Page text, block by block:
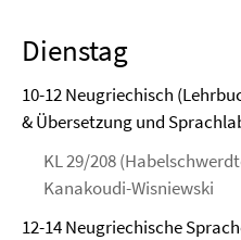
Dienstag
10-12 Neugriechisch
& Übersetzung und
KL 29/208
Kanakoudi-Wisniewski
12-14 Neugriechische